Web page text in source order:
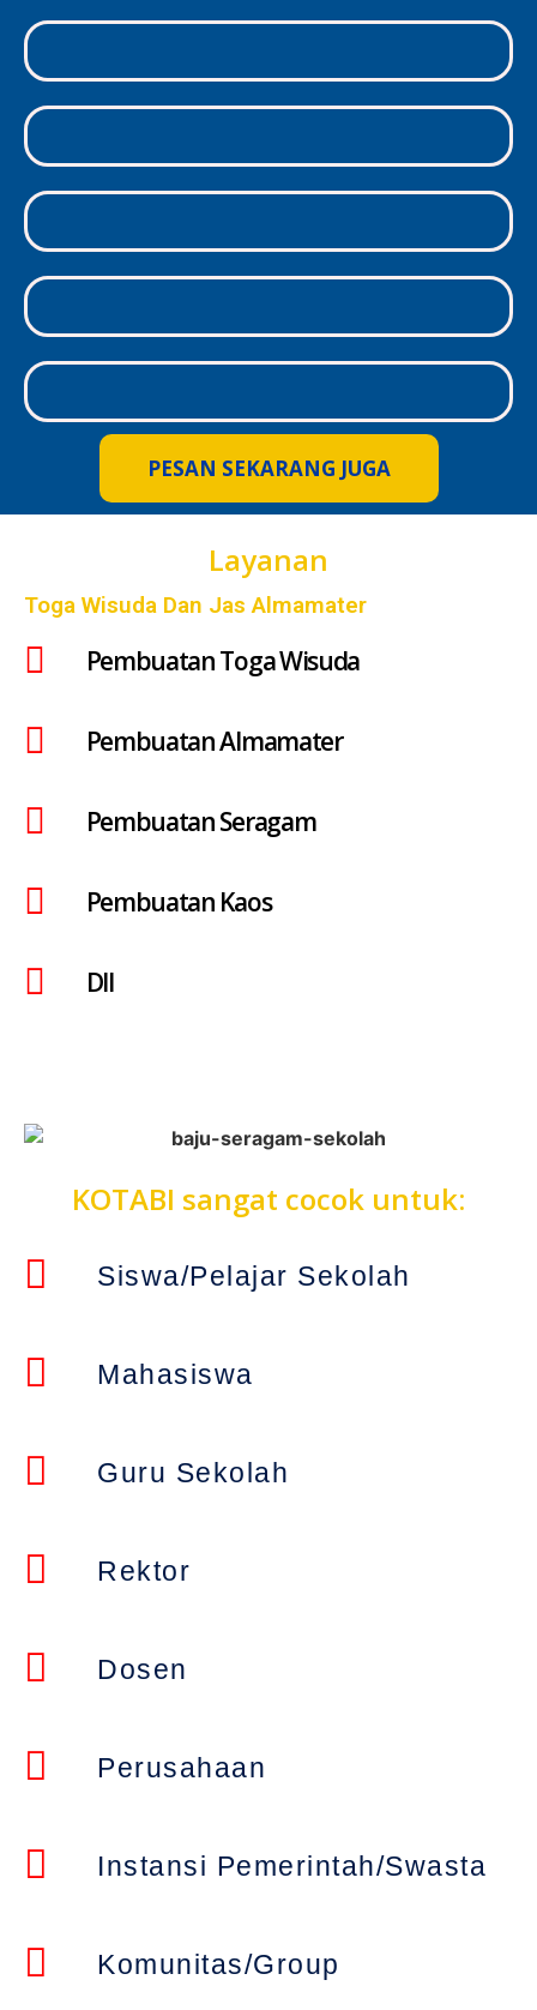
PESAN SEKARANG JUGA
Layanan
Toga Wisuda Dan Jas Almamater
Pembuatan Toga Wisuda
Pembuatan Almamater
Pembuatan Seragam
Pembuatan Kaos
Dll
KOTABI sangat cocok untuk:
Siswa/Pelajar Sekolah
Mahasiswa
Guru Sekolah
Rektor
Dosen
Perusahaan
Instansi Pemerintah/Swasta
Komunitas/Group